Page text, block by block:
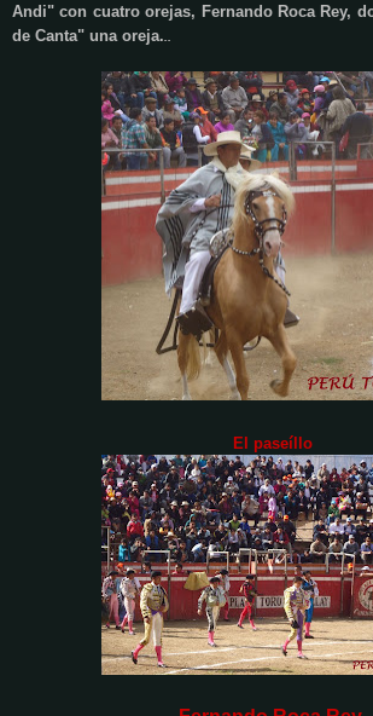
Andi" con cuatro orejas, Fernando Roca Rey,
de Canta" una oreja...
El paseíllo